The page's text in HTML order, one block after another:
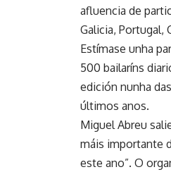
afluencia de
Galicia, Portugal,
Estímase unha
500 bailaríns
edición nunha
últimos anos.
Miguel Abreu
máis importante
este ano”. O